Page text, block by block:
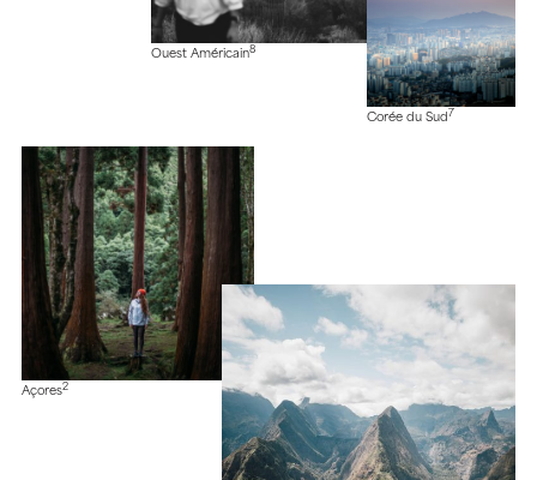
Ouest Américain8
Corée du Sud 7
Açores2